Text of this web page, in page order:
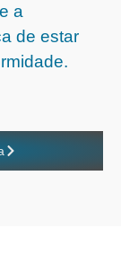
a
de estar